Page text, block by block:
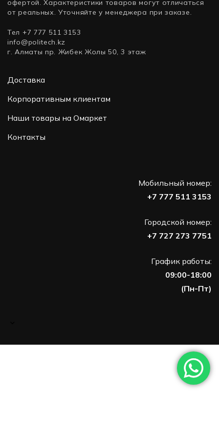
офертой. Характеристики товаров могут отличаться
от реальных. Уточняйте у менеджера при заказе.
Тел +7 777 511 3153
info@politech.kz
г. Алматы пр. Жибек Жолы 50, 3 этаж
Доставка
Корпоративным клиентам
Наши товары на Омаркет
Контакты
Мобильный номер:
+7 777 511 3153
Городской номер:
+7 727 273 7751
График работы:
09:00-18:00
(Пн-Пт)